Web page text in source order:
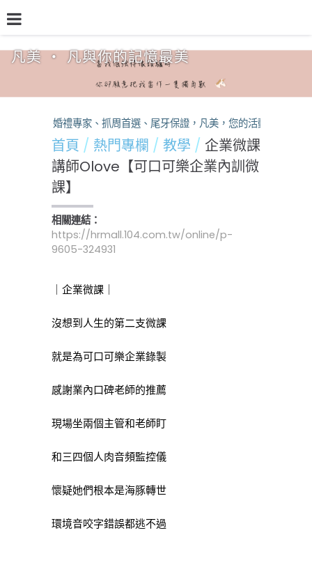
凡美 ‧ 凡與你的記憶最美
熱門專欄 熱銷方案 預約檔期
婚禮專家、抓周首選、尾牙保證，凡美，您的活動神隊友！
首頁 熱門專欄 教學
企業微課
講師Olove【可口可樂企業內訓微
課】
相關連結：
https://hrmall.104.com.tw/online/p-
9605-324931
｜企業微課｜
沒想到人生的第二支微課
就是為可口可樂企業錄製
感謝業內口碑老師的推薦
現場坐兩個主管和老師盯
和三四個人肉音頻監控儀
懷疑她們根本是海豚轉世
環境音咬字錯誤都逃不過